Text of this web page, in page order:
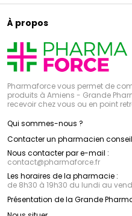
À propos
Pharmaforce vous permet de
produits à Amiens - Grande
recevoir chez vous ou en point
Qui sommes-nous ?
Contacter un pharmacien conseil
Nous contacter par e-mail :
contact@pharmaforce.fr
Les horaires de la pharmacie :
de 8h30 à 19h30 du lundi au
Présentation de la Grande